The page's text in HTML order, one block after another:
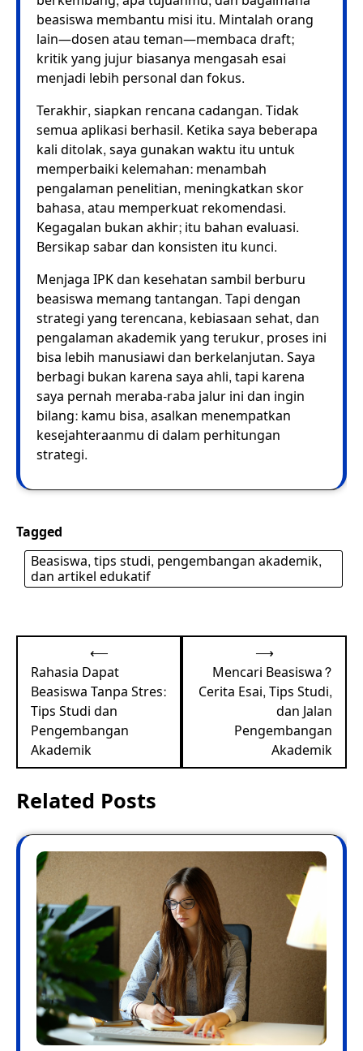
beasiswa membantu misi itu. Mintalah orang
lain—dosen atau teman—membaca draft;
kritik yang jujur biasanya mengasah esai
menjadi lebih personal dan fokus.
Terakhir, siapkan rencana cadangan. Tidak
semua aplikasi berhasil. Ketika saya beberapa
kali ditolak, saya gunakan waktu itu untuk
memperbaiki kelemahan: menambah
pengalaman penelitian, meningkatkan skor
bahasa, atau memperkuat rekomendasi.
Kegagalan bukan akhir; itu bahan evaluasi.
Bersikap sabar dan konsisten itu kunci.
Menjaga IPK dan kesehatan sambil berburu
beasiswa memang tantangan. Tapi dengan
strategi yang terencana, kebiasaan sehat, dan
pengalaman akademik yang terukur, proses ini
bisa lebih manusiawi dan berkelanjutan. Saya
berbagi bukan karena saya ahli, tapi karena
saya pernah meraba-raba jalur ini dan ingin
bilang: kamu bisa, asalkan menempatkan
kesejahteraanmu di dalam perhitungan
strategi.
Tagged
Beasiswa, tips studi, pengembangan akademik,
dan artikel edukatif
Post
navigation
⟵
Rahasia Dapat
Beasiswa Tanpa Stres:
Tips Studi dan
Pengembangan
Akademik
Mencari Beasiswa?
Cerita Esai, Tips Studi,
dan Jalan
Pengembangan
Akademik
⟶
Related Posts